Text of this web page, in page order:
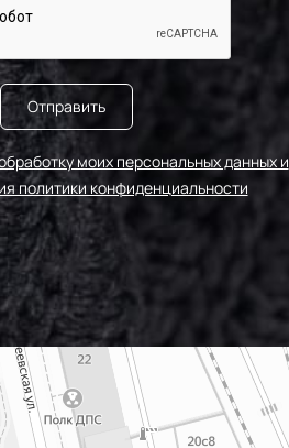
МП-20-243/2
2400000683254
МП-20-F201/2
МП-20-249/1
МП-20-198
МП-20-203/2
МП-20-193
Отправить
моих персональных данных и
политики конфиденциальности